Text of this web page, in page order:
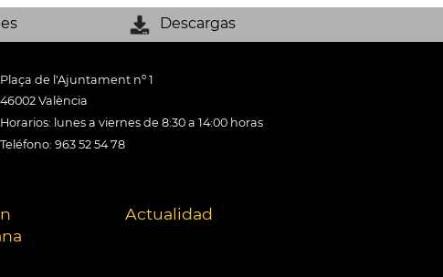
Descargas
Plaça de l'Ajuntament nº 1
46002 València
Horarios: lunes a viernes de 8:30 a 14:00 horas
Teléfono: 963 52 54 78
Actualidad